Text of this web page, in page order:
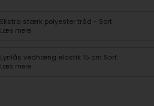
Ekstra stærk polyester tråd - Sort
Læs mere
Lynlås vedhæng elastik 15 cm Sort
Læs mere